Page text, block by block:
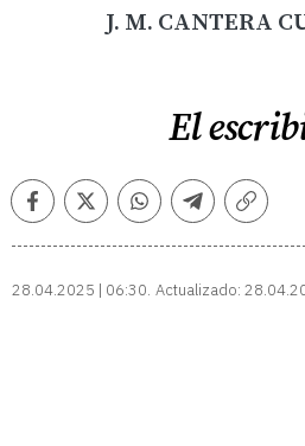
J. M. CANTERA
El
FacebookTwitterWhatsappTelegramCopiar
28.04.2025 | 06:30 Actualizado: